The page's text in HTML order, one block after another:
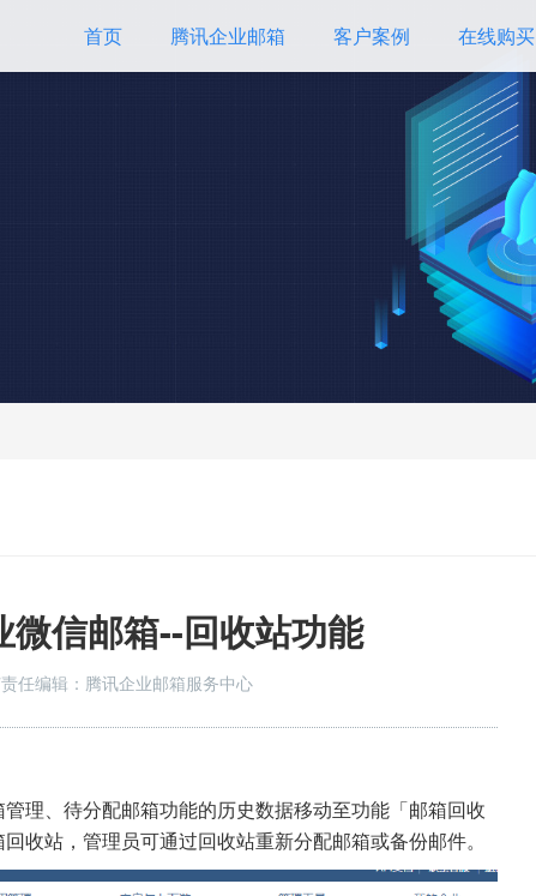
首页 腾讯企业邮箱 客户案例 在线购买
信邮箱--回收站功能
责任编辑：腾讯企业邮箱服务中心
理、待分配邮箱功能的历史数据移动至功能「邮箱回收
收站，管理员可通过回收站重新分配邮箱或备份邮件。